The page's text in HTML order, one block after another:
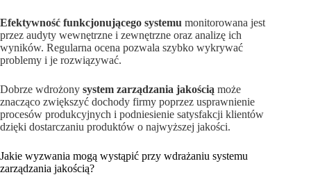
Efektywność funkcjonującego systemu monitorowana jest
przez audyty wewnętrzne i zewnętrzne oraz analizę ich
wyników. Regularna ocena pozwala szybko wykrywać
problemy i je rozwiązywać.
Dobrze wdrożony system zarządzania jakością może
znacząco zwiększyć dochody firmy poprzez usprawnienie
procesów produkcyjnych i podniesienie satysfakcji klientów
dzięki dostarczaniu produktów o najwyższej jakości.
Jakie wyzwania mogą wystąpić przy wdrażaniu systemu
zarządzania jakością?